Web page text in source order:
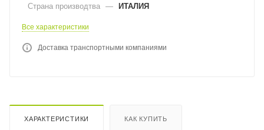
Страна производтва — ИТАЛИЯ
Все характеристики
Доставка транспортными компаниями
ХАРАКТЕРИСТИКИ КАК КУПИТЬ